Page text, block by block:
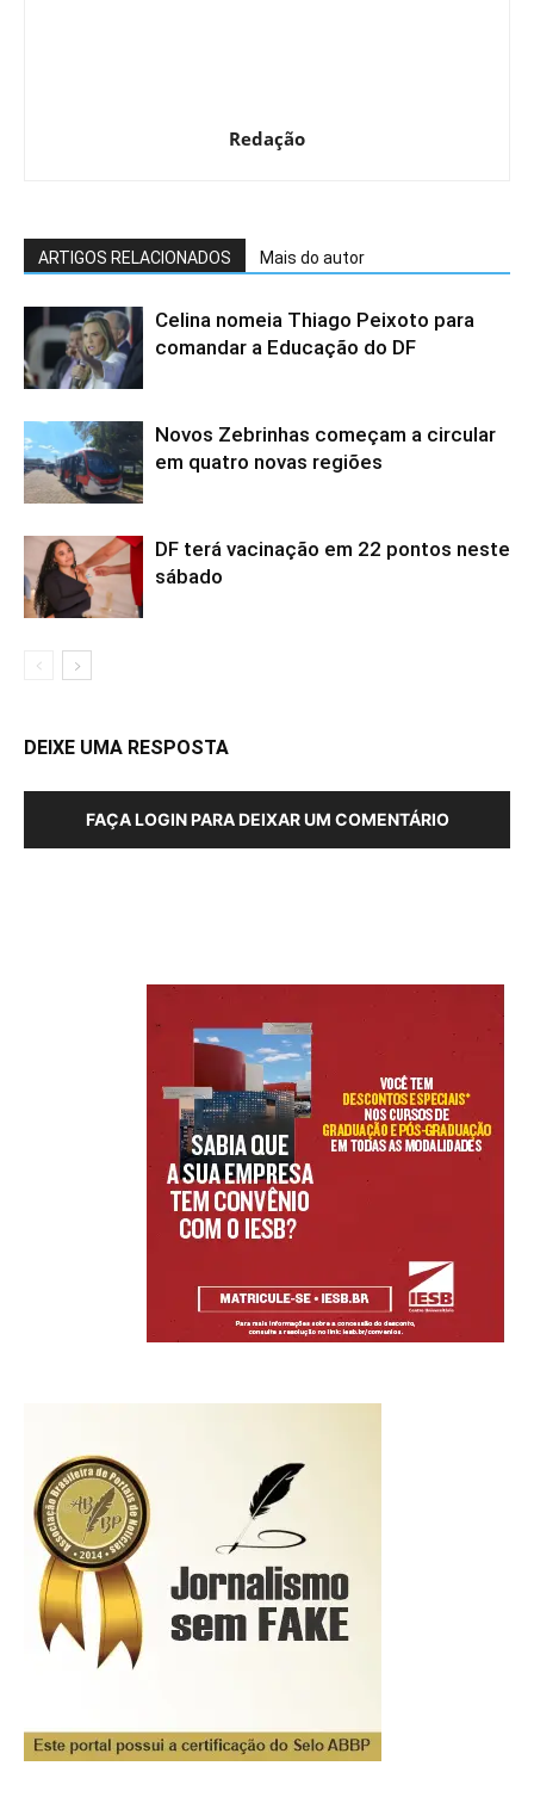
Redação
ARTIGOS RELACIONADOS Mais do autor
Celina nomeia Thiago Peixoto para
comandar a Educação do DF
Novos Zebrinhas começam a circular
em quatro novas regiões
DF terá vacinação em 22 pontos neste
sábado
DEIXE UMA RESPOSTA
FAÇA LOGIN PARA DEIXAR UM COMENTÁRIO